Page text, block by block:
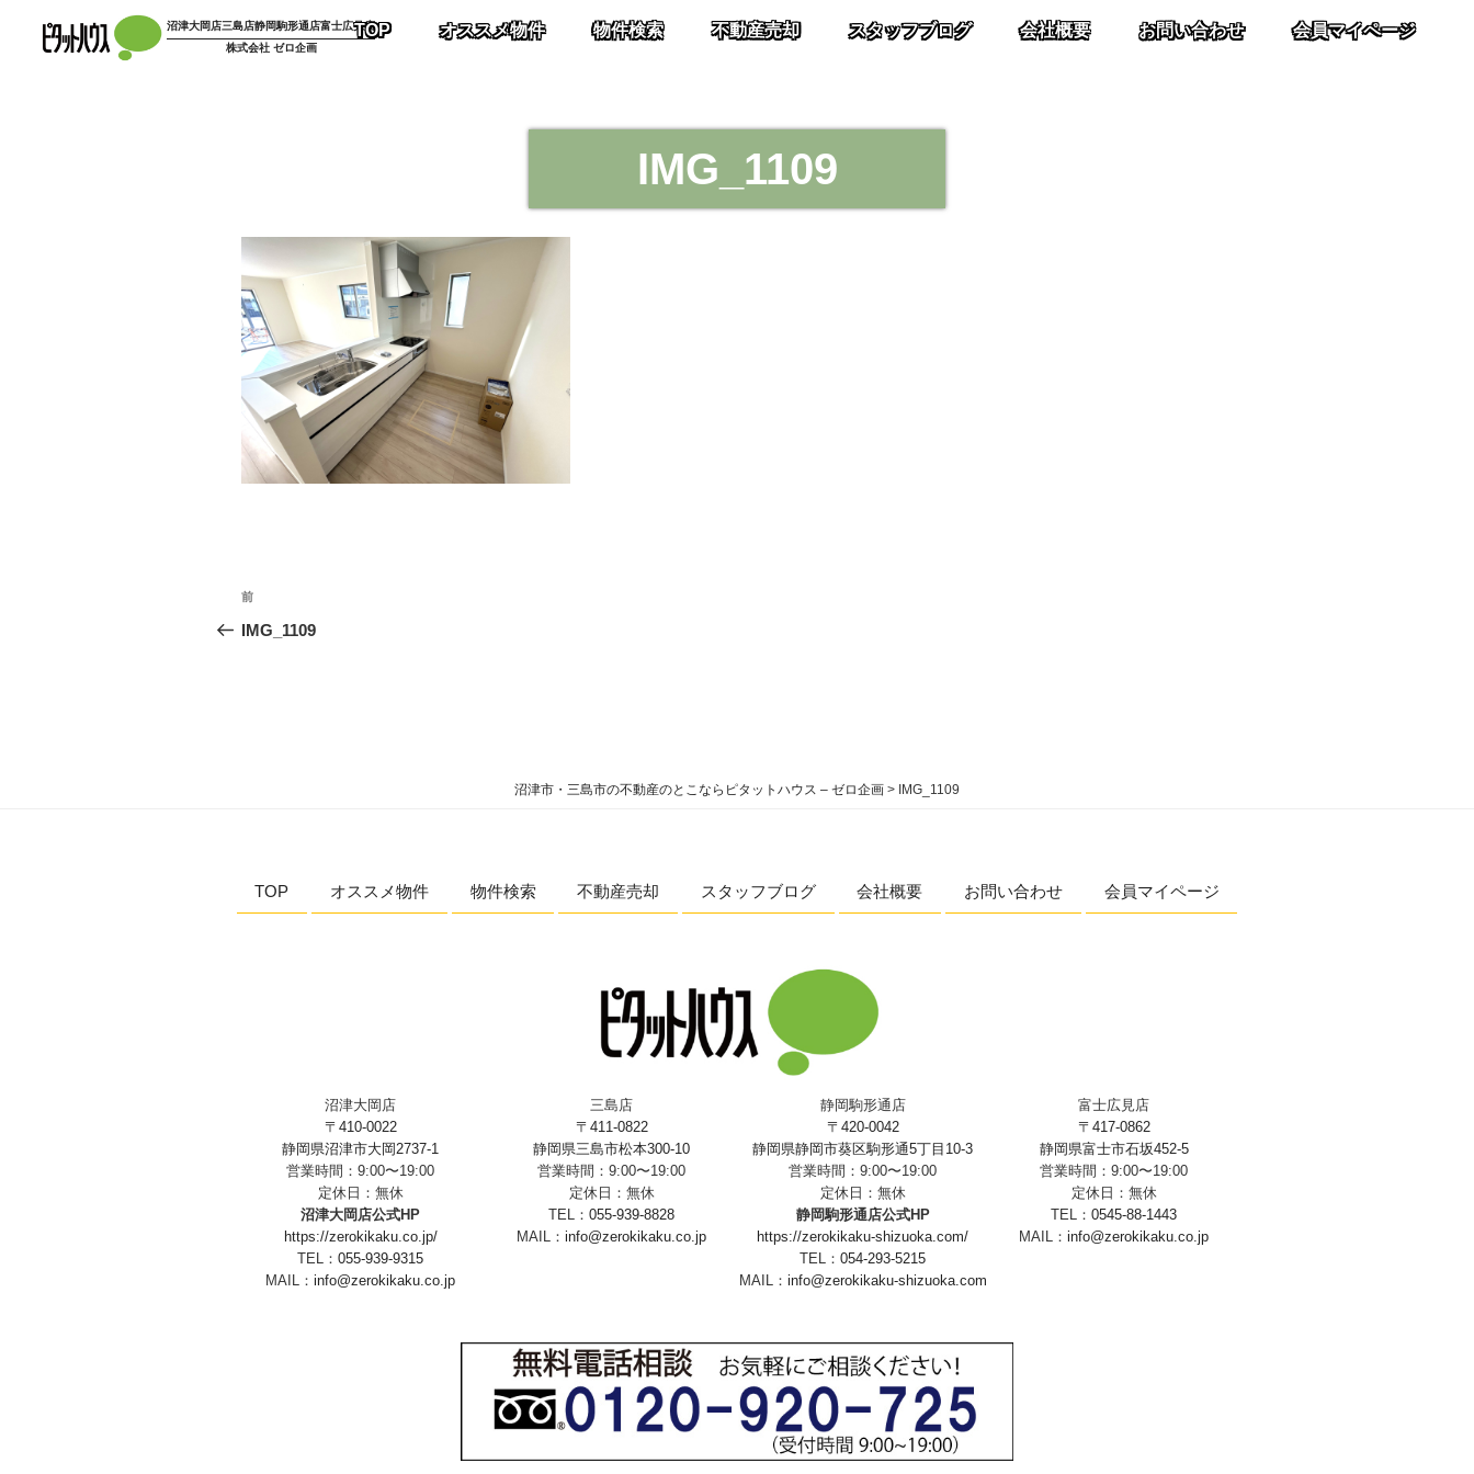
沼津大岡店三島店静岡駒形通店富士広見店
株式会社 ゼロ企画
TOP オススメ物件 物件検索 不動産売却 スタッフブログ 会社概要 お問い合わせ 会員マイページ
IMG_1109
投
稿
ン
過
去
前
IMG_1109
沼津市・三島市の不動産のとこならピタットハウス – ゼロ企画 > IMG_1109
TOP オススメ物件 物件検索 不動産売却 スタッフブログ 会社概要 お問い合わせ 会員マイページ
沼津大岡店
〒410-0022
静岡県沼津市大岡2737-1
営業時間：9:00〜19:00
定休日：無休
沼津大岡店公式HP
https://zerokikaku.co.jp/
TEL： 055-939-9315
MAIL： info@zerokikaku.co.jp
三島店
〒411-0822
静岡県三島市松本300-10
営業時間：9:00〜19:00
定休日：無休
TEL： 055-939-8828
MAIL： info@zerokikaku.co.jp
静岡駒形通店
〒420-0042
静岡県静岡市葵区駒形通5丁目10-3
営業時間：9:00〜19:00
定休日：無休
静岡駒形通店公式HP
https://zerokikaku-shizuoka.com/
TEL： 054-293-5215
MAIL： info@zerokikaku-shizuoka.com
富士広見店
〒417-0862
静岡県富士市石坂452-5
営業時間：9:00〜19:00
定休日：無休
TEL： 0545-88-1443
MAIL： info@zerokikaku.co.jp